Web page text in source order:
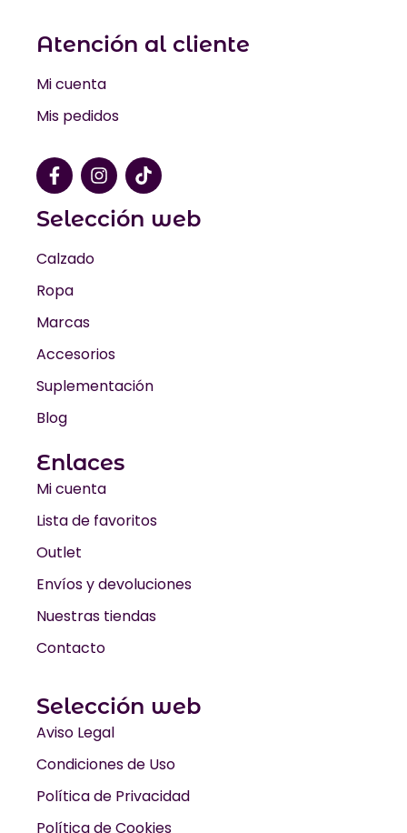
Atención al cliente
Mi cuenta
Mis pedidos
Selección web
Calzado
Ropa
Marcas
Accesorios
Suplementación
Blog
Enlaces
Mi cuenta
Lista de favoritos
Outlet
Envíos y devoluciones
Nuestras tiendas
Contacto
Selección web
Aviso Legal
Condiciones de Uso
Política de Privacidad
Política de Cookies